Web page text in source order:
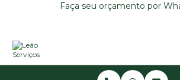
Faça seu orçamento por